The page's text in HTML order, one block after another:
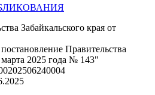
Забайкальского края от
Правительства
марта 2025 года № 143"